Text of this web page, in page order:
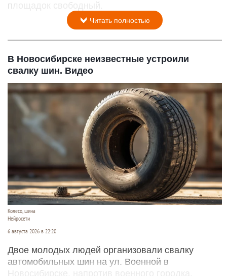
площадок свободный.
Читать полностью
В Новосибирске неизвестные устроили
свалку шин. Видео
Колесо, шина
Нейросети
6 августа 2026 в 22:20
Двое молодых людей организовали свалку
автомобильных шин на ул. Военной в
Новосибирске, напротив военного городка.